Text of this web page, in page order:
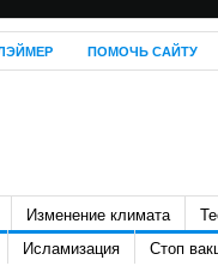
ПОМОЧЬ САЙТУ
Изменение климата
Исламизация Стоп